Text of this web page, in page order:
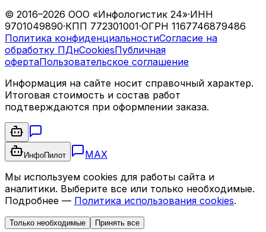
© 2016–2026 ООО «Инфологистик 24»·ИНН
9701049890·КПП 772301001·ОГРН 1167746879486
Политика конфиденциальностиСогласие на
обработку ПДнCookiesПубличная
офертаПользовательское соглашение
Информация на сайте носит справочный характер.
Итоговая стоимость и состав работ
подтверждаются при оформлении заказа.
ИнфоПилот
MAX
Мы используем cookies для работы сайта и
аналитики. Выберите все или только необходимые.
Подробнее — Политика использования cookies.
Только необходимые Принять все